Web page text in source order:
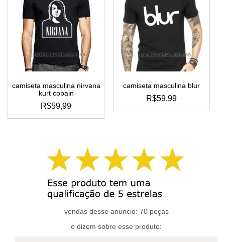
opções
podem
ser
escolhidas
do
opções
escolhidas
na
página
produto
camiseta masculina nirvana
kurt cobain
R$59,99
este
várias
variantes.
as
opções
podem
escolhidas
página
camiseta masculina blur
R$59,99
este
variantes.
as
opções
ser
na
página
vendas desse anuncio: 70 peças
o dizem sobre esse produto: